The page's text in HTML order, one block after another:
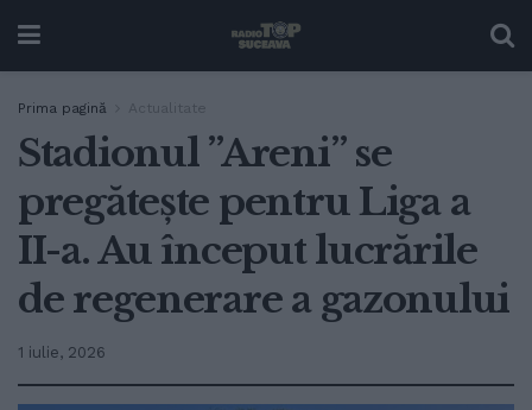
Prima pagină Actualitate
Stadionul ”Areni” se
pregătește pentru Liga a
II-a. Au început lucrările
de regenerare a gazonului
1 iulie, 2026